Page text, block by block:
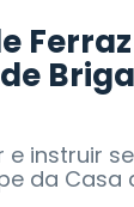
instruir
da Casa